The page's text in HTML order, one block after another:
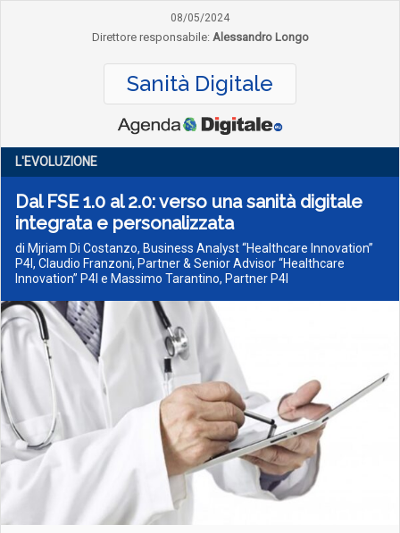
08/05/2024
Direttore responsabile: Alessandro Longo
Sanità Digitale
L'EVOLUZIONE
Dal FSE 1.0 al 2.0: verso una sanità digitale
integrata e personalizzata
di Mjriam Di Costanzo, Business Analyst “Healthcare Innovation”
P4I, Claudio Franzoni, Partner & Senior Advisor “Healthcare
Innovation” P4I e Massimo Tarantino, Partner P4I